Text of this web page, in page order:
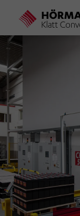
Direkt
Inhalt